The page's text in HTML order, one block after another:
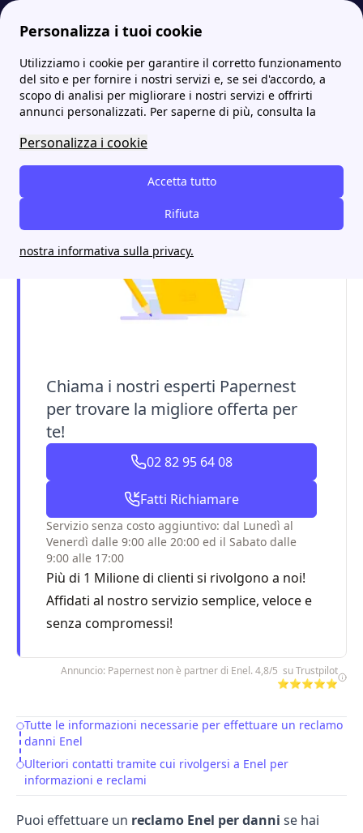
Personalizza i tuoi cookie
Utilizziamo i cookie per garantire il corretto funzionamento
del sito e per fornire i nostri servizi e, se sei d'accordo, a
scopo di analisi per migliorare i nostri servizi e offrirti
annunci personalizzati. Per saperne di più, consulta la
Personalizza i cookie
Accetta tutto
Rifiuta
nostra informativa sulla privacy.
Energia-Luce.it MoreEnel Reclamo Enel per danni: come chiedere un risarcimento
Reclamo Enel per danni:
come chiedere un
risarcimento
Chiama i nostri esperti Papernest
per trovare la migliore offerta per
te!
02 82 95 64 08
Fatti Richiamare
Servizio senza costo aggiuntivo: dal Lunedì al
Venerdì dalle 9:00 alle 20:00 ed il Sabato dalle
9:00 alle 17:00
Più di 1 Milione di clienti si rivolgono a noi!
Affidati al nostro servizio semplice, veloce e
senza compromessi!
Annuncio: Papernest non è partner di Enel. 4,8/5 su Trustpilot
⭐⭐⭐⭐⭐
Table of Contents
Tutte le informazioni necessarie per effettuare un reclamo
danni Enel
Ulteriori contatti tramite cui rivolgersi a Enel per
informazioni e reclami
Puoi effettuare un reclamo Enel per danni se hai